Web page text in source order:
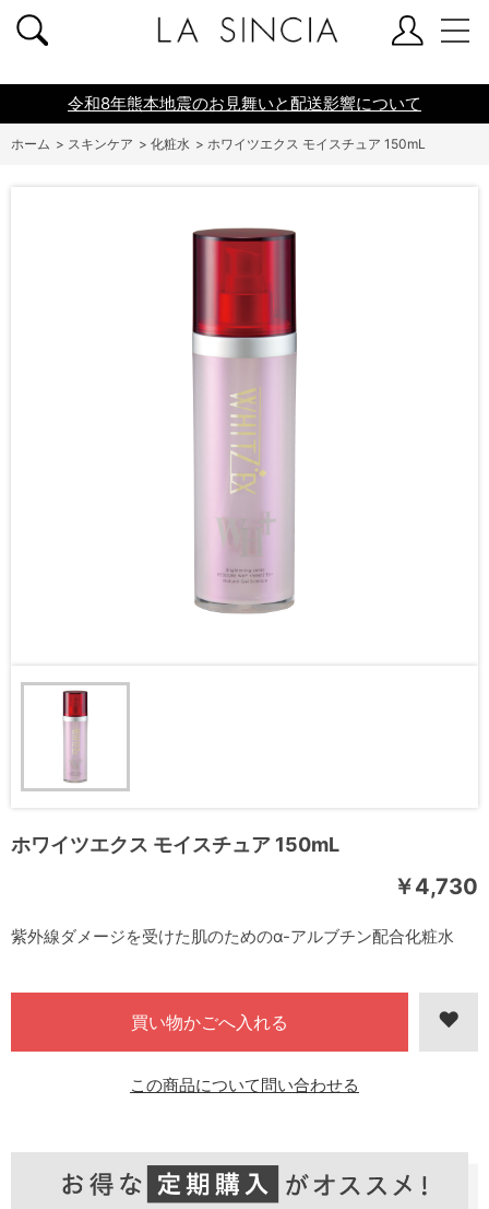
共通ヘッダー
令和8年熊本地震のお見舞いと配送影響について
ホーム > スキンケア > 化粧水 > ホワイツエクス モイスチュア 150mL
ホワイツエクス モイスチュア 150mL
￥4,730
この商品について問い合わせる
紫外線ダメージを受けた肌のためのα-アルブチン配合化粧水